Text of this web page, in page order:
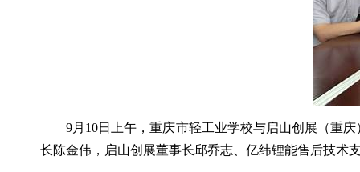
9月10日上午，重庆市轻工业学校与启山创展（重
长陈金伟，启山创展董事长邱乔志、亿纬锂能售后技术